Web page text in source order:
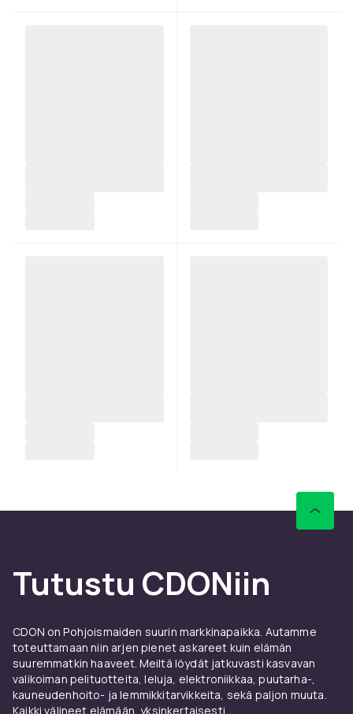
Tutustu CDONiin
CDON on Pohjoismaiden suurin markkinapaikka. Autamme
toteuttamaan niin arjen pienet askareet kuin elämän
suuremmatkin haaveet. Meiltä löydät jatkuvasti kasvavan
valikoiman pelituotteita, leluja, elektroniikkaa, puutarha-,
kauneudenhoito- ja lemmikkitarvikkeita, sekä paljon muuta.
Kaikki välineet elämään, yksinkertaisesti.